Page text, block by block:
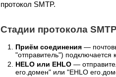
протокол SMTP.
Стадии протокола
Приём соединения —
"отправитель") подключается
HELO или EHLO —
его.домен" или "EHLO